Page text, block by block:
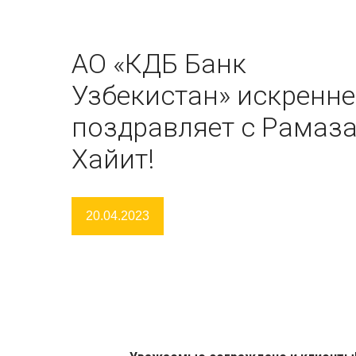
АО «КДБ Банк
Узбекистан» искренне
поздравляет с
Хайит!
20.04.2023